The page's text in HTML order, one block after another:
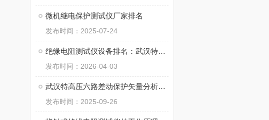
微机继电保护测试仪厂家排名
发布时间：2025-07-24
绝缘电阻测试仪设备排名：武汉特高压电力科技有限公司产品解读
发布时间：2026-04-03
武汉特高压六路差动保护矢量分析仪：差动保护的 “精准调试专家”
发布时间：2025-09-26